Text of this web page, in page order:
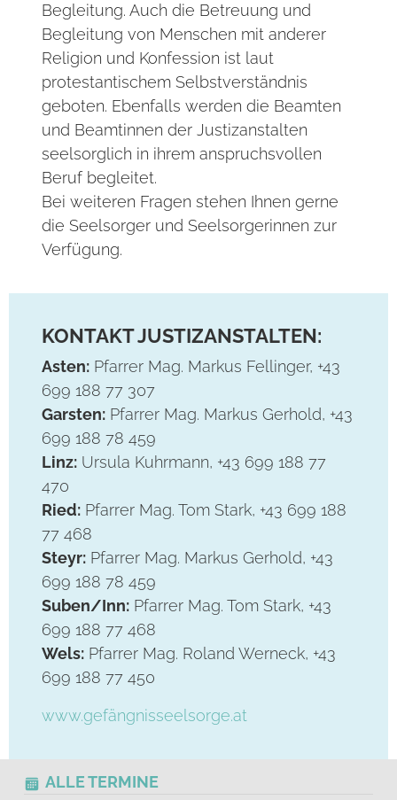
Begleitung. Auch die Betreuung und
Begleitung von Menschen mit anderer
Religion und Konfession ist laut
protestantischem Selbstverständnis
geboten. Ebenfalls werden die Beamten
und Beamtinnen der Justizanstalten
seelsorglich in ihrem anspruchsvollen
Beruf begleitet.
Bei weiteren Fragen stehen Ihnen gerne
die Seelsorger und Seelsorgerinnen zur
Verfügung.
KONTAKT JUSTIZANSTALTEN:
Asten: Pfarrer Mag. Markus Fellinger, +43
699 188 77 307
Garsten: Pfarrer Mag. Markus Gerhold, +43
699 188 78 459
Linz: Ursula Kuhrmann, +43 699 188 77
470
Ried: Pfarrer Mag. Tom Stark, +43 699 188
77 468
Steyr: Pfarrer Mag. Markus Gerhold, +43
699 188 78 459
Suben/Inn: Pfarrer Mag. Tom Stark, +43
699 188 77 468
Wels: Pfarrer Mag. Roland Werneck, +43
699 188 77 450
www.gefängnisseelsorge.at
ALLE TERMINE